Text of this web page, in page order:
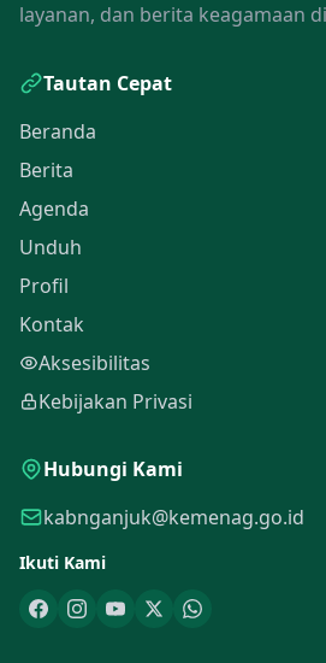
layanan, dan berita keagamaan
Tautan Cepat
Beranda
Berita
Agenda
Unduh
Profil
Kontak
Aksesibilitas
Kebijakan Privasi
Hubungi Kami
kabnganjuk@kemenag.go.id
Ikuti Kami